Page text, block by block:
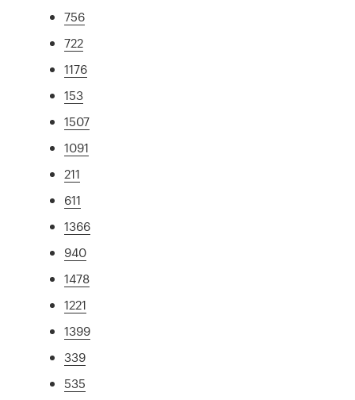
756
722
1176
153
1507
1091
211
611
1366
940
1478
1221
1399
339
535